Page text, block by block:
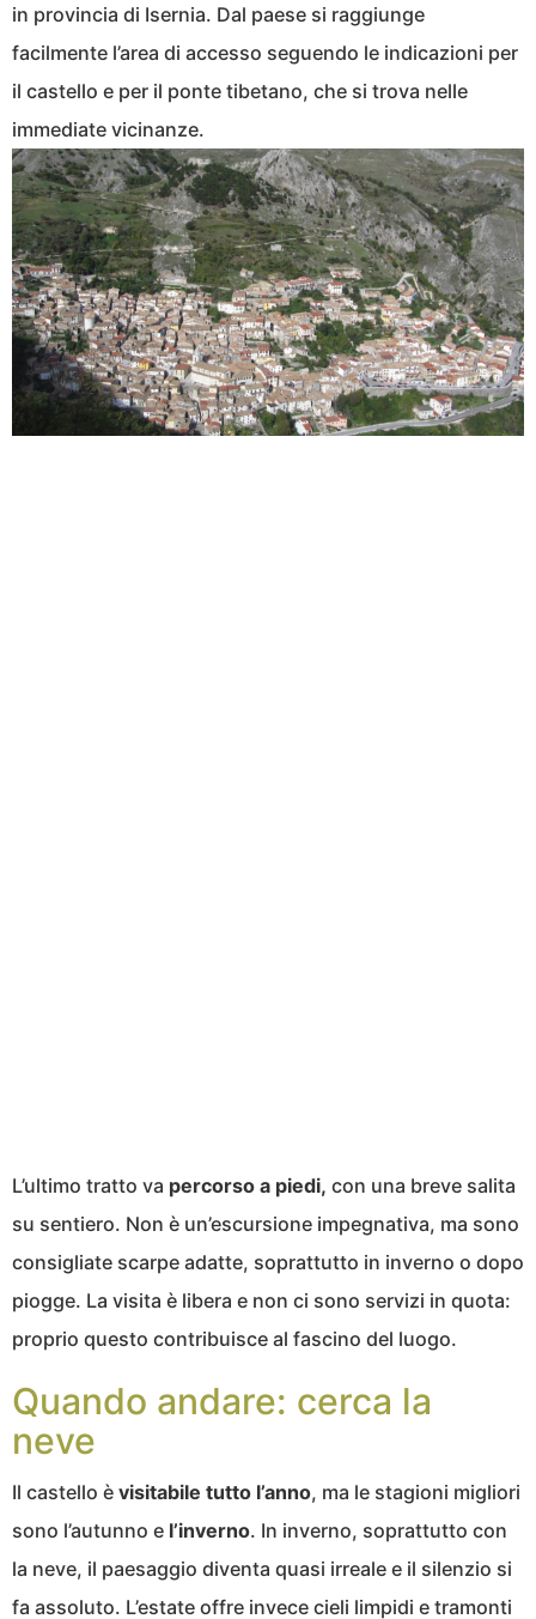
in provincia di Isernia. Dal paese si raggiunge
facilmente l’area di accesso seguendo le indicazioni per
il castello e per il ponte tibetano, che si trova nelle
immediate vicinanze.
L’ultimo tratto va percorso a piedi, con una breve salita
su sentiero. Non è un’escursione impegnativa, ma sono
consigliate scarpe adatte, soprattutto in inverno o dopo
piogge. La visita è libera e non ci sono servizi in quota:
proprio questo contribuisce al fascino del luogo.
Quando andare: cerca la
neve
Il castello è visitabile tutto l’anno, ma le stagioni migliori
sono l’autunno e l’inverno. In inverno, soprattutto con
la neve, il paesaggio diventa quasi irreale e il silenzio si
fa assoluto. L’estate offre invece cieli limpidi e tramonti